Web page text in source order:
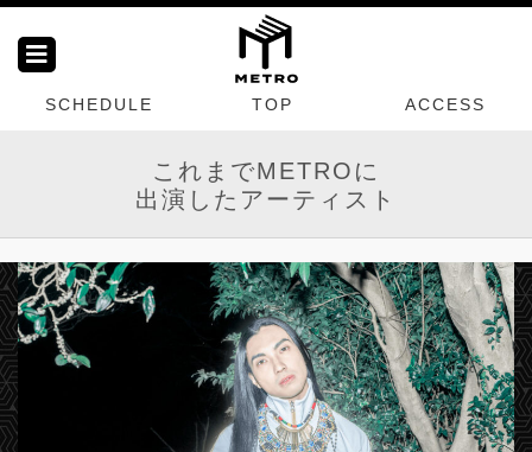
SCHEDULE TOP ACCESS
これまでMETROに
出演したアーティスト